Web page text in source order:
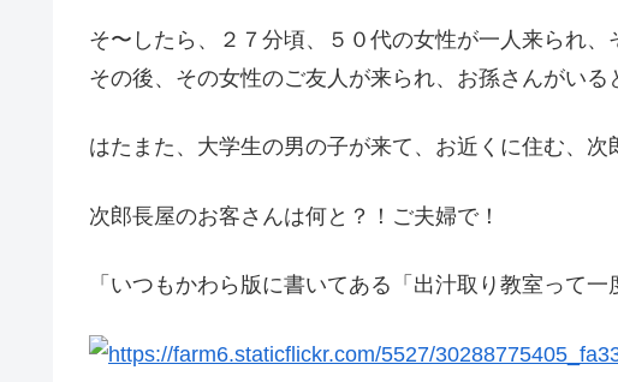
そ〜したら、２７分頃、５０代の女性が一人来られ
その後、その女性のご友人が来られ、お孫さんがいる
はたまた、大学生の男の子が来て、お近くに住む、次
次郎長屋のお客さんは何と？！ご夫婦で！
「いつもかわら版に書いてある「出汁取り教室って